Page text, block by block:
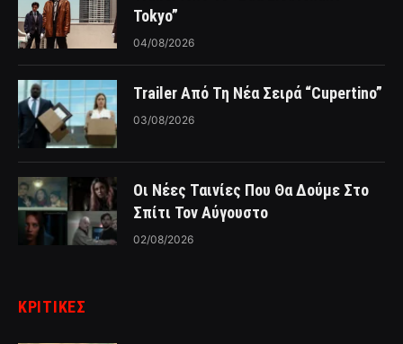
Tokyo”
04/08/2026
Trailer Από Τη Νέα Σειρά “Cupertino”
03/08/2026
Οι Νέες Ταινίες Που Θα Δούμε Στο
Σπίτι Τον Αύγουστο
02/08/2026
ΚΡΙΤΙΚΈΣ